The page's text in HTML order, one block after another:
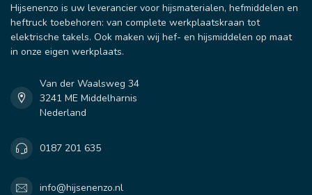
Hijsenenzo is uw leverancier voor hijsmaterialen, hefmiddelen en
heftruck toebehoren: van complete werkplaatskraan tot
elektrische takels. Ook maken wij hef- en hijsmiddelen op maat
in onze eigen werkplaats.
Van der Waalsweg 34
3241 ME Middelharnis
Nederland
0187 201 635
info@hijsenenzo.nl